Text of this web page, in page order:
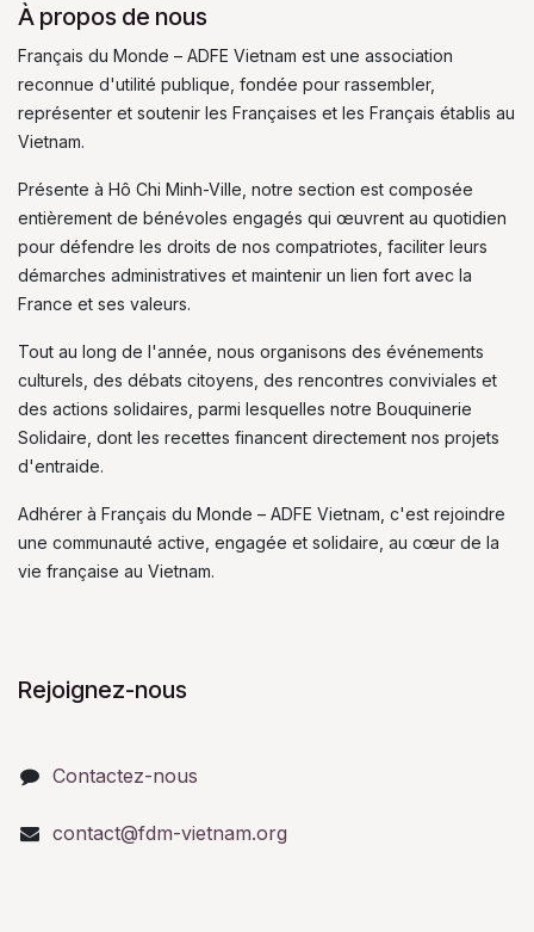
À propos de nous
Français du Monde – ADFE Vietnam est une association
reconnue d'utilité publique, fondée pour rassembler,
représenter et soutenir les Françaises et les Français établis au
Vietnam.
Présente à Hô Chi Minh-Ville, notre section est composée
entièrement de bénévoles engagés qui œuvrent au quotidien
pour défendre les droits de nos compatriotes, faciliter leurs
démarches administratives et maintenir un lien fort avec la
France et ses valeurs.
Tout au long de l'année, nous organisons des événements
culturels, des débats citoyens, des rencontres conviviales et
des actions solidaires, parmi lesquelles notre Bouquinerie
Solidaire, dont les recettes financent directement nos projets
d'entraide.
Adhérer à Français du Monde – ADFE Vietnam, c'est rejoindre
une communauté active, engagée et solidaire, au cœur de la
vie française au Vietnam.
Rejoignez-nous
Contactez-nous
contact@fdm-vietnam.org